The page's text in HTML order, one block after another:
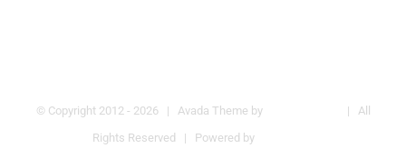
© Copyright 2012 - 2026 | Avada Theme by
| All
Rights Reserved | Powered by